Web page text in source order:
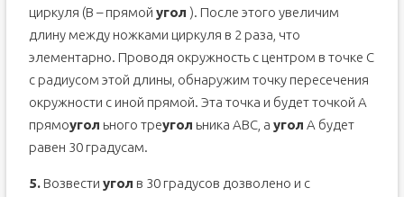
циркуля (B – прямой угол ). После этого увеличим
длину между ножками циркуля в 2 раза, что
элементарно. Проводя окружность с центром в точке C
с радиусом этой длины, обнаружим точку пересечения
окружности с иной прямой. Эта точка и будет точкой A
прямоугол ьного треугол ьника ABC, а угол A будет
равен 30 градусам.
5.Возвести угол в 30 градусов дозволено и с